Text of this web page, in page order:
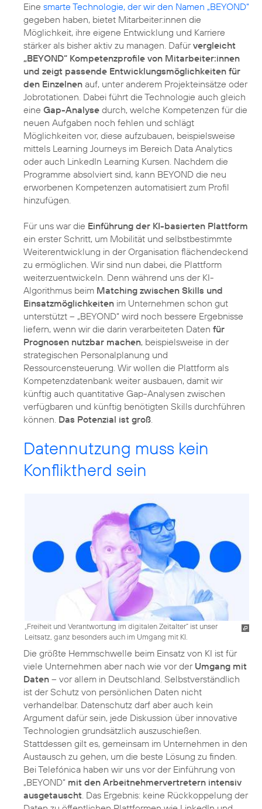
Eine smarte Technologie, der wir den Namen „BEYOND“
gegeben haben, bietet Mitarbeiter:innen die
Möglichkeit, ihre eigene Entwicklung und Karriere
stärker als bisher aktiv zu managen. Dafürvergleicht
„BEYOND“ Kompetenzprofile von Mitarbeiter:innen
und zeigt passende Entwicklungsmöglichkeiten für
den Einzelnen auf, unter anderem Projekteinsätze oder
Jobrotationen. Dabei führt die Technologie auch gleich
eine Gap-Analyse durch, welche Kompetenzen für die
neuen Aufgaben noch fehlen und schlägt
Möglichkeiten vor, diese aufzubauen, beispielsweise
mittels Learning Journeys im Bereich Data Analytics
oder auch LinkedIn Learning Kursen. Nachdem die
Programme absolviert sind, kann BEYOND die neu
erworbenen Kompetenzen automatisiert zum Profil
hinzufügen.
Für uns war die Einführung der KI-basierten Plattform
ein erster Schritt, um Mobilität und selbstbestimmte
Weiterentwicklung in der Organisation flächendeckend
zu ermöglichen. Wir sind nun dabei, die Plattform
weiterzuentwickeln. Denn während uns der KI-
Algorithmus beim Matching zwischen Skills und
Einsatzmöglichkeiten im Unternehmen schon gut
unterstützt – „BEYOND“ wird noch bessere Ergebnisse
liefern, wenn wir die darin verarbeiteten Daten für
Prognosen nutzbar machen, beispielsweise in der
strategischen Personalplanung und
Ressourcensteuerung. Wir wollen die Plattform als
Kompetenzdatenbank weiter ausbauen, damit wir
künftig auch quantitative Gap-Analysen zwischen
verfügbaren und künftig benötigten Skills durchführen
können. Das Potenzial ist groß.
Datennutzung muss kein
Konfliktherd sein
„Freiheit und Verantwortung im digitalen Zeitalter“ ist unser
Leitsatz, ganz besonders auch im Umgang mit KI.
Die größte Hemmschwelle beim Einsatz von KI ist für
viele Unternehmen aber nach wie vor der Umgang mit
Daten – vor allem in Deutschland. Selbstverständlich
ist der Schutz von persönlichen Daten nicht
verhandelbar. Datenschutz darf aber auch kein
Argument dafür sein, jede Diskussion über innovative
Technologien grundsätzlich auszuschießen.
Stattdessen gilt es, gemeinsam im Unternehmen in den
Austausch zu gehen, um die beste Lösung zu finden.
Bei Telefónica haben wir uns vor der Einführung von
„BEYOND“ mit den Arbeitnehmervertretern intensiv
ausgetauscht . Das Ergebnis: keine Rückkoppelung der